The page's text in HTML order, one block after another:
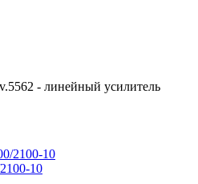
- линейный усилитель
10